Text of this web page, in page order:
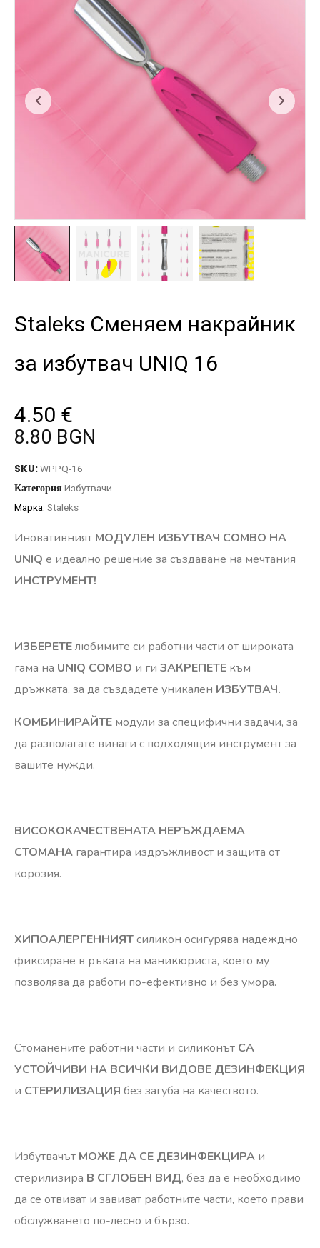
Staleks Сменяем накрайник
за избутвач UNIQ 16
4.50 €
8.80 BGN
SKU:WPPQ-16
Категория Избутвачи
Марка: Staleks
Иновативният МОДУЛЕН ИЗБУТВАЧ СОMBO HA
UNIQ e идеално решение за създаване на мечтания
ИНСТРУМЕНТ!
ИЗБЕРЕТЕлюбимите си работни части от широката
гама на UNIQ COMBО и ги ЗАКРЕПЕТЕ към
дръжката, за да създадете уникален ИЗБУТВАЧ.
КОМБИНИРАЙТЕ модули за специфични задачи, за
да разполагате винаги с подходящия инструмент за
вашите нужди.
ВИСОКОКАЧЕСТВЕНАТА НЕРЪЖДАЕМА
СТОМАНА гарантира издръжливост и защита от
корозия.
ХИПОАЛЕРГЕННИЯТсиликон осигурява надеждно
фиксиране в ръката на маникюриста, което му
позволява да работи по-ефективно и без умора.
Стоманените работни части и силиконът СА
УСТОЙЧИВИ НА ВСИЧКИ ВИДОВЕ ДЕЗИНФЕКЦИЯ
и СТЕРИЛИЗАЦИЯ без загуба на качеството.
Избутвачът МОЖЕ ДА СЕ ДЕЗИНФЕКЦИРА и
стерилизира В СГЛОБЕН ВИД, без да е необходимо
да се отвиват и завиват работните части, което прави
обслужването по-лесно и бързо.